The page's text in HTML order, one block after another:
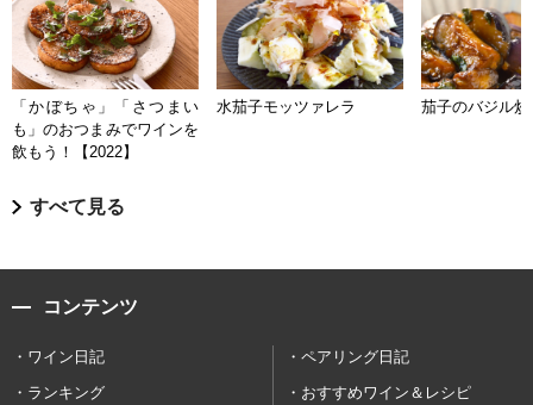
「かぼちゃ」「さつまい
も」のおつまみでワインを
飲もう！【2022】
水茄子モッツァレラ 茄子のバジル炒
すべて見る
コンテンツ
ワイン日記
ペアリング日記
ランキング
おすすめワイン＆レシピ